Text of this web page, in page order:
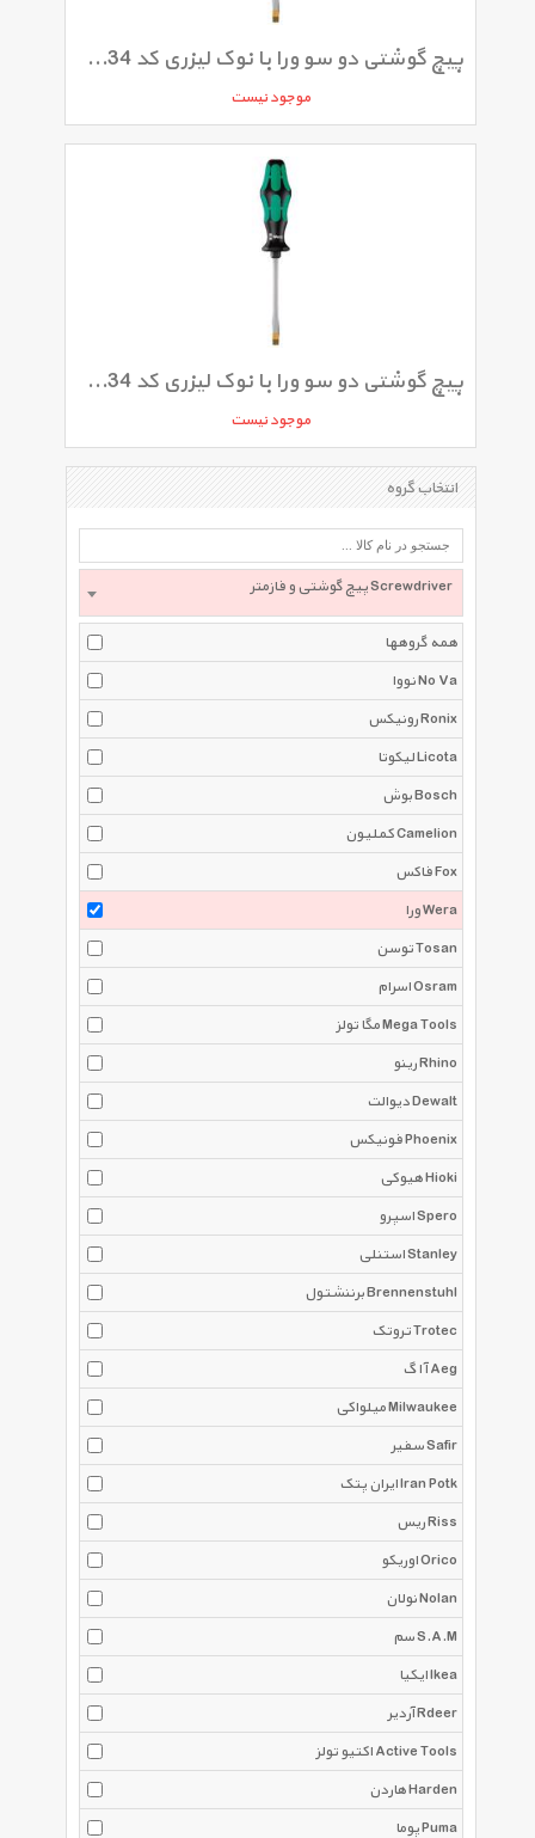
پیچ گوشتی دو سو ورا با نوک لیزری کد 334 سایز 1 × 6 × 125 میلی متر
موجود نیست
پیچ گوشتی دو سو ورا با نوک لیزری کد 334 سایز 0.8 × 5 × 100 میلی متر
موجود نیست
انتخاب گروه
پیچ گوشتی و فازمتر Screwdriver
همه گروهها
نووا No Va
رونیکس Ronix
لیکوتا Licota
بوش Bosch
کملیون Camelion
فاکس Fox
ورا Wera
توسن Tosan
اسرام Osram
مگا تولز Mega Tools
رینو Rhino
دیوالت Dewalt
فونیکس Phoenix
هیوکی Hioki
اسپرو Spero
استنلی Stanley
برننشتول Brennenstuhl
تروتک Trotec
آ ا گ Aeg
میلواکی Milwaukee
سفیر Safir
ایران پتک Iran Potk
ریس Riss
اوریکو Orico
نولان Nolan
سم S.A.M
ایکیا Ikea
آردیر Rdeer
اکتیو تولز Active Tools
هاردن Harden
پوما Puma